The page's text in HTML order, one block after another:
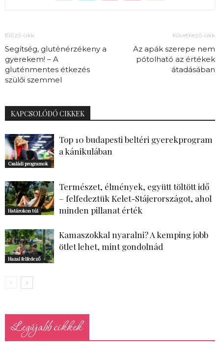
Előző cikk
Segítség, gluténérzékeny a
gyerekem! – A
gluténmentes étkezés
szülői szemmel
Következő cikk
Az apák szerepe nem
pótolható az értékek
átadásában
KAPCSOLÓDÓ CIKKEK
Családi programok
Top 10 budapesti beltéri gyerekprogram
a kánikulában
Határokon túl
Természet, élmények, együtt töltött idő
– felfedeztük Kelet-Stájerországot, ahol
minden pillanat érték
Hazai felfedező
Kamaszokkal nyaralni? A kemping jobb
ötlet lehet, mint gondolnád
Legújabb cikkek